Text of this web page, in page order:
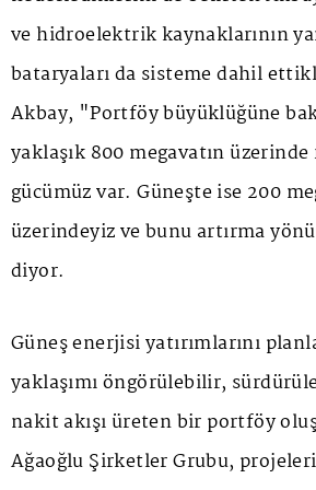
ve hidroelektrik kaynaklarının
bataryaları da sisteme dahil
Akbay, "Portföy büyüklüğüne
yaklaşık 800 megavatın
gücümüz var. Güneşte ise 200
üzerindeyiz ve bunu artırma
diyor.
Güneş enerjisi yatırımlarını
yaklaşımı öngörülebilir,
nakit akışı üreten bir portföy
Ağaoğlu Şirketler Grubu,